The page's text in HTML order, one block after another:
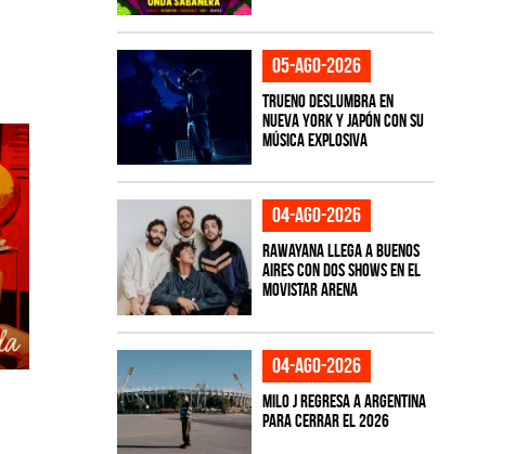
05-ago-2026
TRUENO deslumbra en
Nueva York y Japón con su
música explosiva
04-ago-2026
Rawayana llega a Buenos
Aires con dos shows en el
Movistar Arena
04-ago-2026
Milo J regresa a Argentina
para cerrar el 2026